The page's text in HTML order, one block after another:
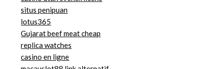
situs penipuan
lotus365
Gujarat beef meat cheap
replica watches
casino en ligne